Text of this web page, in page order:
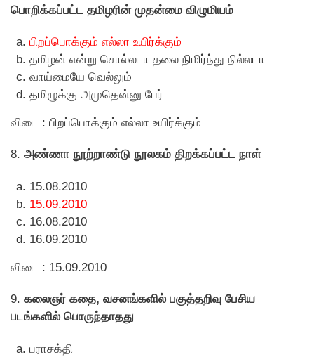
பொறிக்கப்பட்ட தமிழரின் முதன்மை விழுமியம்
பிறப்பொக்கும் எல்லா உயிர்க்கும்
தமிழன் என்று சொல்லடா தலை நிமிர்ந்து நில்லடா
வாய்மையே வெல்லும்
தமிழுக்கு அமுதென்னு பேர்
விடை : பிறப்பொக்கும் எல்லா உயிர்க்கும்
8. அண்ணா நூற்றாண்டு நூலகம் திறக்கப்பட்ட நாள்
15.08.2010
15.09.2010
16.08.2010
16.09.2010
விடை : 15.09.2010
9. கலைஞர் கதை, வசனங்களில் பகுத்தறிவு பேசிய
படங்களில் பொருந்தாதது
பராசக்தி